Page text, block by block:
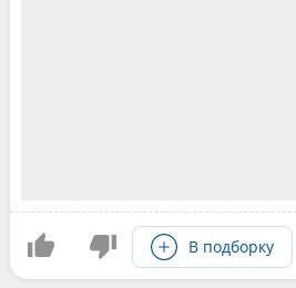
В подборку